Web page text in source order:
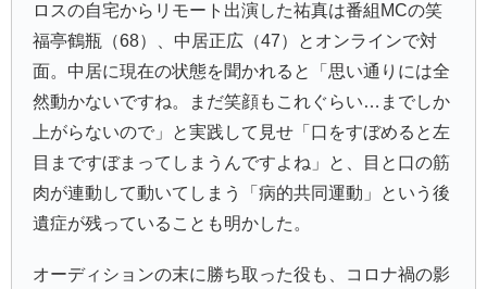
ロスの自宅からリモート出演した祐真は番組MCの笑
福亭鶴瓶（68）、中居正広（47）とオンラインで対
面。中居に現在の状態を聞かれると「思い通りには全
然動かないですね。まだ笑顔もこれぐらい…までしか
上がらないので」と実践して見せ「口をすぼめると左
目まですぼまってしまうんですよね」と、目と口の筋
肉が連動して動いてしまう「病的共同運動」という後
遺症が残っていることも明かした。
オーディションの末に勝ち取った役も、コロナ禍の影